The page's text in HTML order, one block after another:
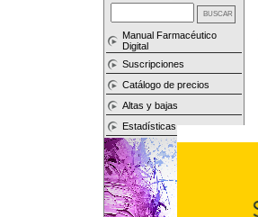
Manual Farmacéutico
Digital
Suscripciones
Catálogo de precios
Altas y bajas
Estadísticas